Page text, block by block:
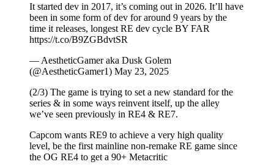
It started dev in 2017, it’s coming out in 2026. It’ll have
been in some form of dev for around 9 years by the
time it releases, longest RE dev cycle BY FAR
https://t.co/B9ZGBdvtSR
— AestheticGamer aka Dusk Golem
(@AestheticGamer1) May 23, 2025
(2/3) The game is trying to set a new standard for the
series & in some ways reinvent itself, up the alley
we’ve seen previously in RE4 & RE7.
Capcom wants RE9 to achieve a very high quality
level, be the first mainline non-remake RE game since
the OG RE4 to get a 90+ Metacritic